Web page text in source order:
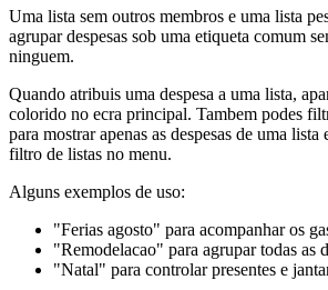
Uma lista sem outros membros e uma lista
agrupar despesas sob uma etiqueta comum
ninguem.
Quando atribuis uma despesa a uma lista,
colorido no ecra principal. Tambem podes
para mostrar apenas as despesas de uma
filtro de listas no menu.
Alguns exemplos de uso:
"Ferias agosto" para acompanhar os
"Remodelacao" para agrupar todas as
"Natal" para controlar presentes e